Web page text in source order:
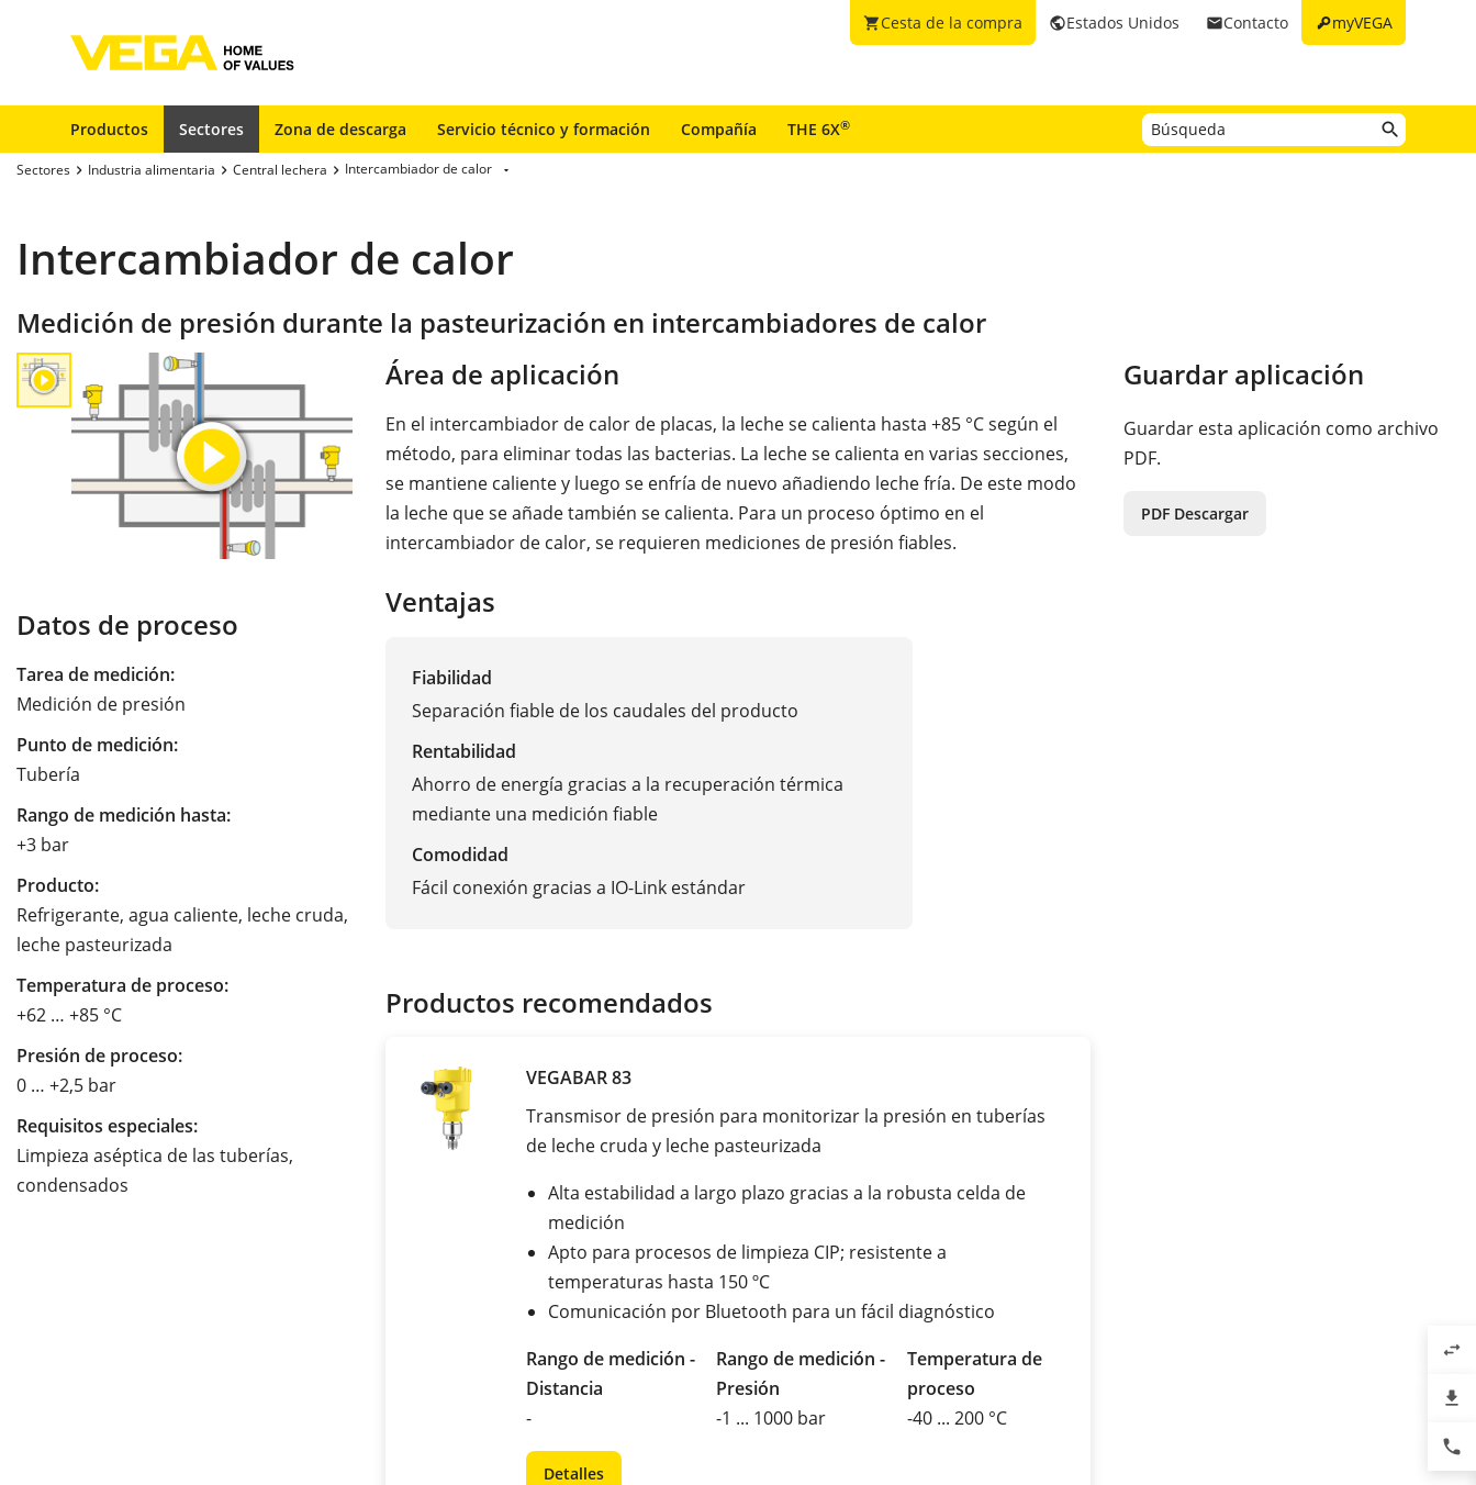
keymyVEGA
emailContacto
publicEstados Unidos
shopping_cartCesta de la compra
Productos Sectores Zona de descarga Servicio técnico y formación Compañía THE 6X®
Sectores Industria alimentaria Central lechera Intercambiador de calor
Intercambiador de calor
Medición de presión durante la pasteurización en intercambiadores de calor
Datos de proceso
Tarea de medición:
Medición de presión
Punto de medición:
Tubería
Rango de medición hasta:
+3 bar
Producto:
Refrigerante, agua caliente, leche cruda,
leche pasteurizada
Temperatura de proceso:
+62 … +85 °C
Presión de proceso:
0 … +2,5 bar
Requisitos especiales:
Limpieza aséptica de las tuberías,
condensados
Área de aplicación
En el intercambiador de calor de placas, la leche se calienta hasta +85 °C según el
método, para eliminar todas las bacterias. La leche se calienta en varias secciones,
se mantiene caliente y luego se enfría de nuevo añadiendo leche fría. De este modo
la leche que se añade también se calienta. Para un proceso óptimo en el
intercambiador de calor, se requieren mediciones de presión fiables.
Ventajas
Fiabilidad
Separación fiable de los caudales del producto
Rentabilidad
Ahorro de energía gracias a la recuperación térmica
mediante una medición fiable
Comodidad
Fácil conexión gracias a IO-Link estándar
Productos recomendados
VEGABAR 83
Transmisor de presión para monitorizar la presión en tuberías
de leche cruda y leche pasteurizada
Alta estabilidad a largo plazo gracias a la robusta celda de
medición
Apto para procesos de limpieza CIP; resistente a
temperaturas hasta 150 ºC
Comunicación por Bluetooth para un fácil diagnóstico
Rango de medición -
Distancia
-
Rango de medición -
Presión
-1 ... 1000 bar
Temperatura de
proceso
-40 ... 200 °C
Detalles
Guardar aplicación
Guardar esta aplicación como archivo
PDF.
PDF Descargar
swap_horiz
file_download
phone